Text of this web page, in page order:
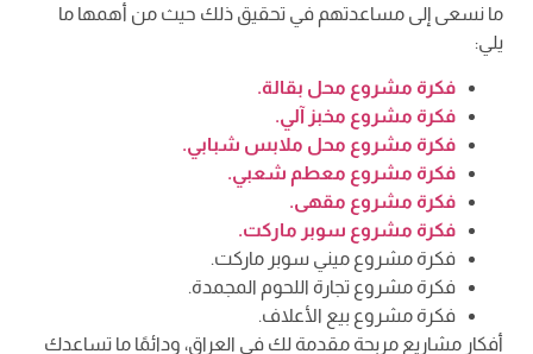
ما نسعى إلى مساعدتهم في تحقيق ذلك حيث من أهمها ما
يلي:
فكرة مشروع محل بقالة.
فكرة مشروع مخبز آلي.
فكرة مشروع محل ملابس شبابي.
فكرة مشروع معطم شعبي.
فكرة مشروع مقهى.
فكرة مشروع سوبر ماركت.
فكرة مشروع ميني سوبر ماركت.
فكرة مشروع تجارة اللحوم المجمدة.
فكرة مشروع بيع الأعلاف.
أفكار مشاريع مربحة مقدمة لك في العراق، ودائمًا ما تساعدك